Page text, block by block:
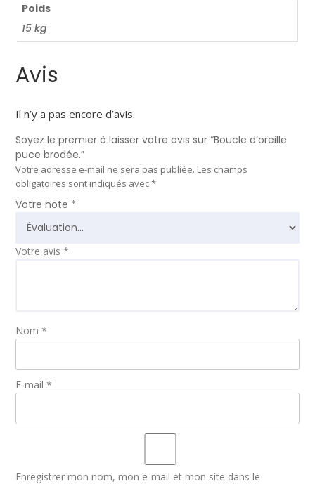
Poids
15 kg
Avis
Il n’y a pas encore d’avis.
Soyez le premier à laisser votre avis sur “Boucle d’oreille
puce brodée.”
Votre adresse e-mail ne sera pas publiée. Les champs
obligatoires sont indiqués avec*
Votre note *
Votre avis *
Nom *
E-mail *
Enregistrer mon nom, mon e-mail et mon site dans le